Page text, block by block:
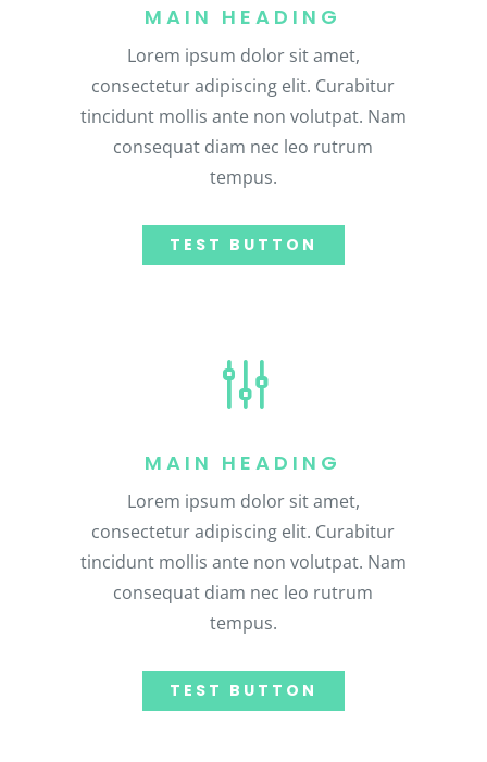
MAIN HEADING
Lorem ipsum dolor sit amet,
consectetur adipiscing elit. Curabitur
tincidunt mollis ante non volutpat. Nam
consequat diam nec leo rutrum
tempus.
TEST BUTTON
g
MAIN HEADING
Lorem ipsum dolor sit amet,
consectetur adipiscing elit. Curabitur
tincidunt mollis ante non volutpat. Nam
consequat diam nec leo rutrum
tempus.
TEST BUTTON